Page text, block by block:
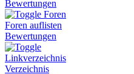
Bewertungen
Foren
Foren auflisten
Bewertungen
Linkverzeichnis
Verzeichnis